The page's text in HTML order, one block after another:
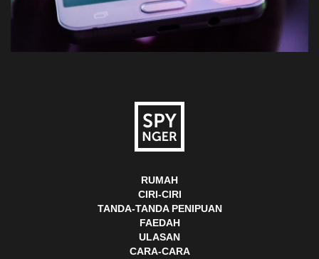
RUMAH
CIRI-CIRI
TANDA-TANDA PENIPUAN
FAEDAH
ULASAN
CARA-CARA